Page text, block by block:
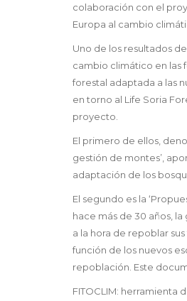
colaboración con el
Europa al cambio
Uno de los resultados
cambio climático en las
forestal adaptada a las
en torno al Life Soria
proyecto.
El primero de ellos,
gestión de montes’,
adaptación de los
El segundo es la
hace más de 30 años,
a la hora de repoblar
función de los nuevos
repoblación. Este
FITOCLIM: herramienta